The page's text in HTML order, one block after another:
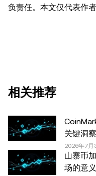
负责任。本文仅代表作
本文无意提供以下任何
(包括稳定币) 涉及高风
价值。您应根据自己的
产是否适合您。有关您
税务/投资专业人士。本
数据和图表时已采取了
达的任何事实错误或遗
OKX。本文可以全文复
或更少的摘录，前提是
任何复制或分发亦必须
相关推荐
关键洞
2026年7月
山寨币
场的意义